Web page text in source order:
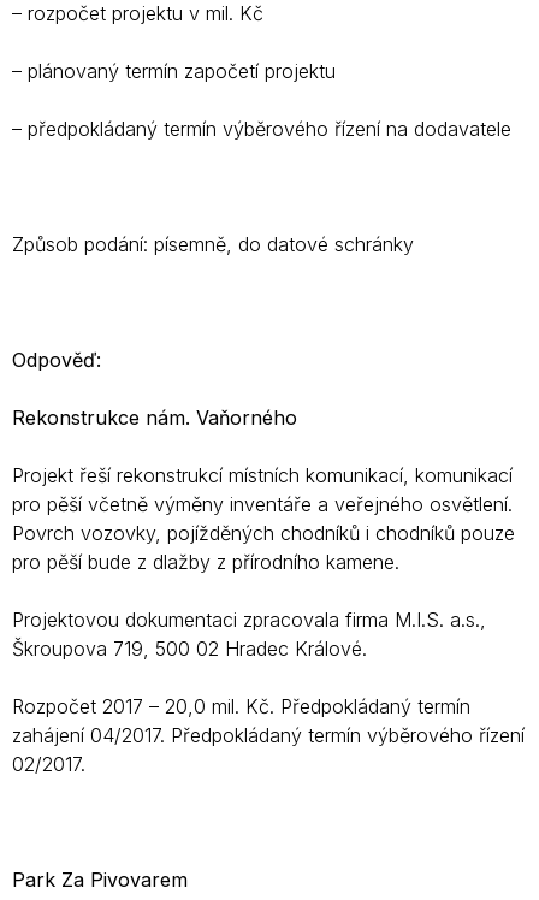
– rozpočet projektu v mil. Kč
– plánovaný termín započetí projektu
– předpokládaný termín výběrového řízení na dodavatele
Způsob podání: písemně, do datové schránky
Odpověď:
Rekonstrukce nám. Vaňorného
Projekt řeší rekonstrukcí místních komunikací, komunikací
pro pěší včetně výměny inventáře a veřejného osvětlení.
Povrch vozovky, pojížděných chodníků i chodníků pouze
pro pěší bude z dlažby z přírodního kamene.
Projektovou dokumentaci zpracovala firma M.I.S. a.s.,
Škroupova 719, 500 02 Hradec Králové.
Rozpočet 2017 – 20,0 mil. Kč. Předpokládaný termín
zahájení 04/2017. Předpokládaný termín výběrového řízení
02/2017.
Park Za Pivovarem